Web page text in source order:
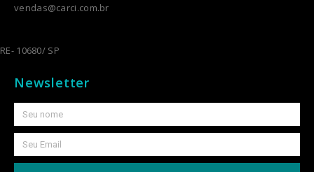
vendas@carci.com.br
RE- 10680/ SP
Newsletter